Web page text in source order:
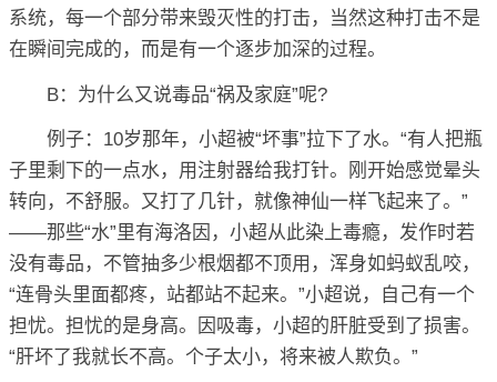
系统，每一个部分带来毁灭性的打击，当然这种打击不是
在瞬间完成的，而是有一个逐步加深的过程。
B：为什么又说毒品“祸及家庭”呢?
例子：10岁那年，小超被“坏事”拉下了水。“有人把瓶
子里剩下的一点水，用注射器给我打针。刚开始感觉晕头
转向，不舒服。又打了几针，就像神仙一样飞起来了。”
——那些“水”里有海洛因，小超从此染上毒瘾，发作时若
没有毒品，不管抽多少根烟都不顶用，浑身如蚂蚁乱咬，
“连骨头里面都疼，站都站不起来。”小超说，自己有一个
担忧。担忧的是身高。因吸毒，小超的肝脏受到了损害。
“肝坏了我就长不高。个子太小，将来被人欺负。”